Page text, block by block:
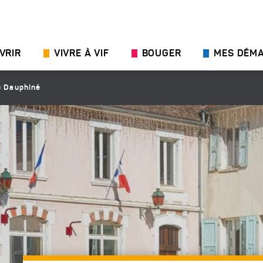
VIVRE À VIF BOUGER MES
Dauphiné